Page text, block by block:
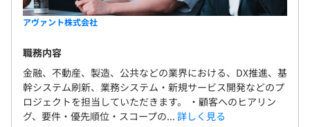
◆AMEBA会議
います。
現場での業務内容や課題、担当営業への相談ができる場な
ので、じっくり話し合いましょう！
◆1on1Boost
アヴァント株式会社
職務内容
金融、不動産、製造、公共などの業界における、DX推進、基
幹システム刷新、業務システム・新規サービス開発などのプ
ロジェクトを担当していただきます。 ・顧客へのヒアリン
グ、要件・優先順位・スコープの... 詳しく見る